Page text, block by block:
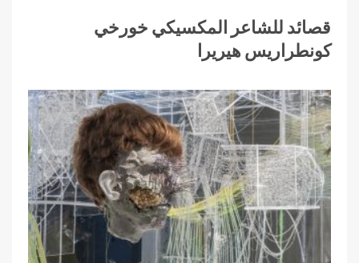
قصائد للشاعر المكسيكي خورخي
كونطراريس هيريرا